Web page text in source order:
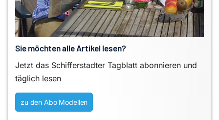
Sie möchten alle Artikel lesen?
Jetzt das Schifferstadter Tagblatt abonnieren und
täglich lesen
zu den Abo Modellen